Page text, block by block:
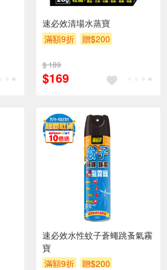
速必效清場水蒸寶
滿額9折
贈$200
$ 189
$169
速必效水性蚊子蒼蠅跳蚤氣霧
寶
滿額9折
贈$200